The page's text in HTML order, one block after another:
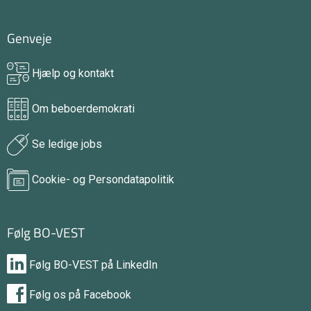
Genveje
Hjælp og kontakt
Om beboerdemokrati
Se ledige jobs
Cookie- og Persondatapolitik
Følg BO-VEST
Følg BO-VEST på LinkedIn
Følg os på Facebook